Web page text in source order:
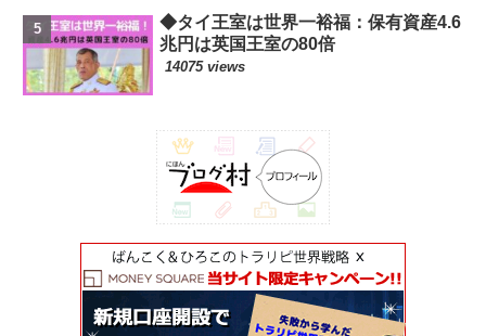
◆タイ王室は世界一裕福：保有資産4.6
兆円は英国王室の80倍
14075 views